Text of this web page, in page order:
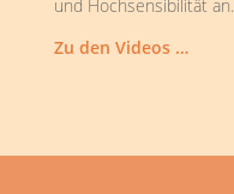
und Hochsensibilität an.
Zu den Videos …